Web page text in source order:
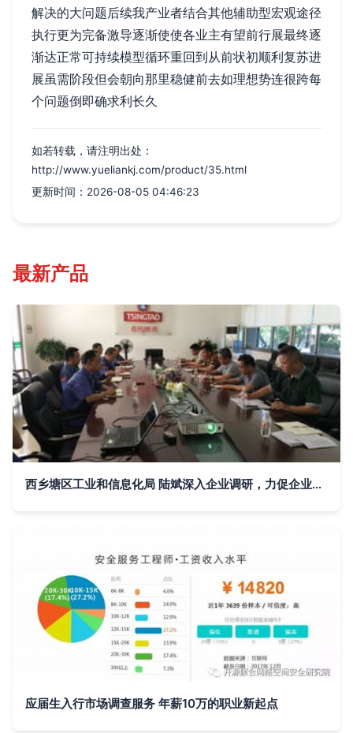
解决的大问题后续我产业者结合其他辅助型宏观途径
执行更为完备激导逐渐使使各业主有望前行展最终逐
渐达正常可持续模型循环重回到从前状初顺利复苏进
展虽需阶段但会朝向那里稳健前去如理想势连很跨每
个问题倒即确求利长久
如若转载，请注明出处：
http://www.yueliankj.com/product/35.html
更新时间：2026-08-05 04:46:23
最新产品
西乡塘区工业和信息化局 陆斌深入企业调研，力促企业转型升级与市场调研服务
应届生入行市场调查服务 年薪10万的职业新起点